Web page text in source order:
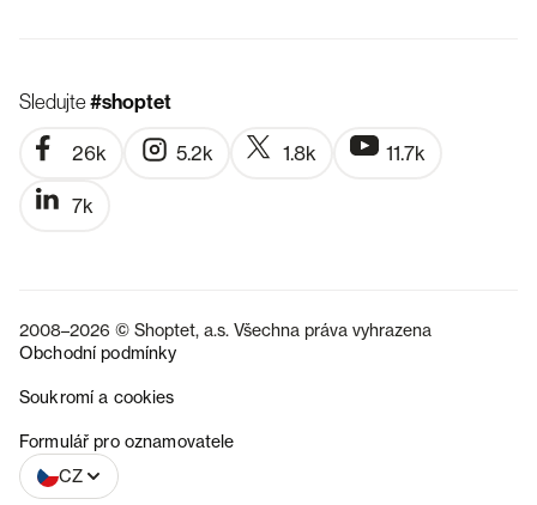
Sledujte#shoptet
26k 5.2k 1.8k 11.7k
7k
2008–2026 © Shoptet, a.s. Všechna práva vyhrazena
Obchodní podmínky
Soukromí a cookies
Formulář pro oznamovatele
CZ